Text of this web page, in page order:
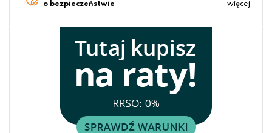
o bezpieczeństwie
więcej